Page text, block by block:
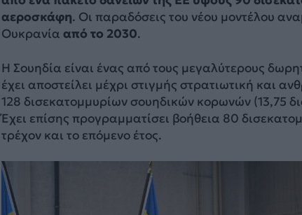
αεροσκάφη. Οι παραδόσεις του νέου μοντέλου
Ουκρανία από το 2030.
Η Σουηδία είναι ένας από τους μεγαλύτερους
έχει αποστείλει μέχρι στιγμής στρατιωτική και
128 δισεκατομμυρίων σουηδικών κορωνών (13,75
Έχει επίσης προγραμματίσει βοήθεια 80
τρέχον και το επόμενο έτος.